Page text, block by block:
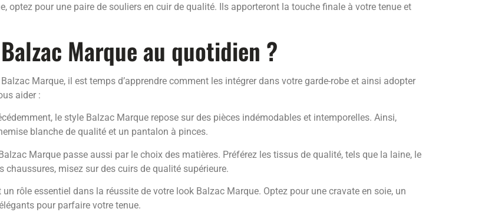
optez pour une paire de souliers en cuir de qualité. Ils apporteront la touche finale à votre tenue et
Marque au quotidien ?
Marque, il est temps d’apprendre comment les intégrer dans votre garde-robe et ainsi adopter
aider :
le style Balzac Marque repose sur des pièces indémodables et intemporelles. Ainsi,
blanche de qualité et un pantalon à pinces.
Marque passe aussi par le choix des matières. Préférez les tissus de qualité, tels que la laine, le
misez sur des cuirs de qualité supérieure.
un rôle essentiel dans la réussite de votre look Balzac Marque. Optez pour une cravate en soie, un
pour parfaire votre tenue.